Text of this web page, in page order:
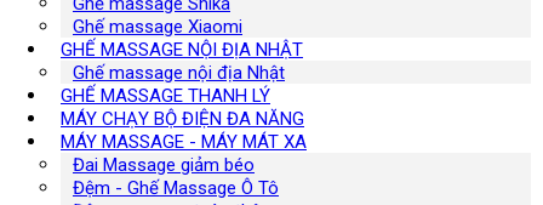
Ghế massage Xiaomi
GHẾ MASSAGE NỘI ĐỊA NHẬT
Ghế massage nội địa Nhật
GHẾ MASSAGE THANH LÝ
MÁY CHẠY BỘ ĐIỆN ĐA NĂNG
MÁY MASSAGE - MÁY MÁT XA
Đai Massage giảm béo
Đệm - Ghế Massage Ô Tô